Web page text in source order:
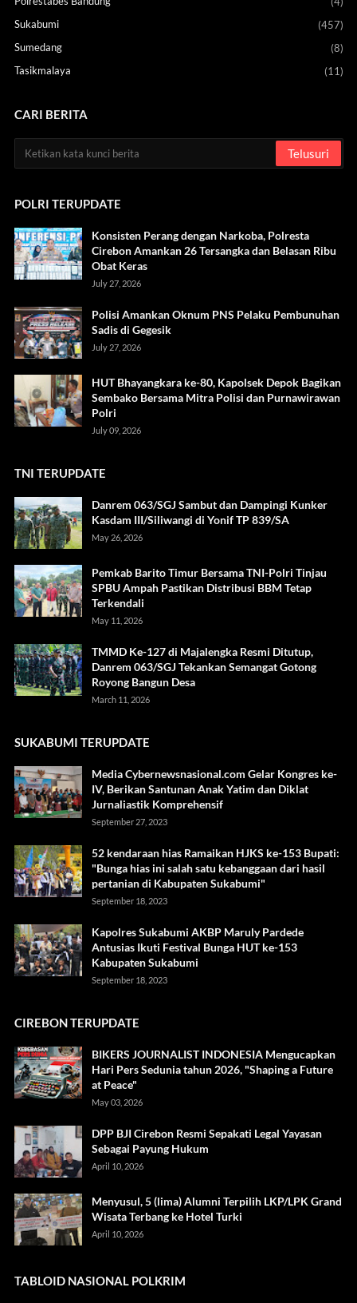
Sukabumi
(457)
Sumedang
(8)
Tasikmalaya
(11)
CARI BERITA
POLRI TERUPDATE
Konsisten Perang dengan Narkoba, Polresta
Cirebon Amankan 26 Tersangka dan Belasan Ribu
Obat Keras
July 27, 2026
Polisi Amankan Oknum PNS Pelaku Pembunuhan
Sadis di Gegesik
July 27, 2026
HUT Bhayangkara ke-80, Kapolsek Depok Bagikan
Sembako Bersama Mitra Polisi dan Purnawirawan
Polri
July 09, 2026
TNI TERUPDATE
Danrem 063/SGJ Sambut dan Dampingi Kunker
Kasdam III/Siliwangi di Yonif TP 839/SA
May 26, 2026
Pemkab Barito Timur Bersama TNI-Polri Tinjau
SPBU Ampah Pastikan Distribusi BBM Tetap
Terkendali
May 11, 2026
TMMD Ke-127 di Majalengka Resmi Ditutup,
Danrem 063/SGJ Tekankan Semangat Gotong
Royong Bangun Desa
March 11, 2026
SUKABUMI TERUPDATE
Media Cybernewsnasional.com Gelar Kongres ke-
IV, Berikan Santunan Anak Yatim dan Diklat
Jurnaliastik Komprehensif
September 27, 2023
52 kendaraan hias Ramaikan HJKS ke-153 Bupati:
"Bunga hias ini salah satu kebanggaan dari hasil
pertanian di Kabupaten Sukabumi"
September 18, 2023
Kapolres Sukabumi AKBP Maruly Pardede
Antusias Ikuti Festival Bunga HUT ke-153
Kabupaten Sukabumi
September 18, 2023
CIREBON TERUPDATE
BIKERS JOURNALIST INDONESIA Mengucapkan
Hari Pers Sedunia tahun 2026, "Shaping a Future
at Peace"
May 03, 2026
DPP BJI Cirebon Resmi Sepakati Legal Yayasan
Sebagai Payung Hukum
April 10, 2026
Menyusul, 5 (lima) Alumni Terpilih LKP/LPK Grand
Wisata Terbang ke Hotel Turki
April 10, 2026
TABLOID NASIONAL POLKRIM